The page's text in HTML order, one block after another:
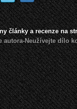
články a recenze na
autora-Neužívejte dílo